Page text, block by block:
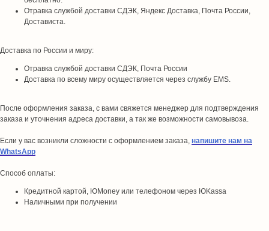
Отравка службой доставки СДЭК, Яндекс Доставка, Почта России,
Достависта.
Доставка по России и миру:
Отравка службой доставки СДЭК, Почта России
Доставка по всему миру осуществляется через службу EMS.
После оформления заказа, с вами свяжется менеджер для подтверждения
заказа и уточнения адреса доставки, а так же возможности самовывоза.
Если у вас возникли сложности с оформлением заказа, напишите нам на
WhatsApp
Способ оплаты:
Кредитной картой, ЮMoney или телефоном через ЮKassa
Наличными при получении